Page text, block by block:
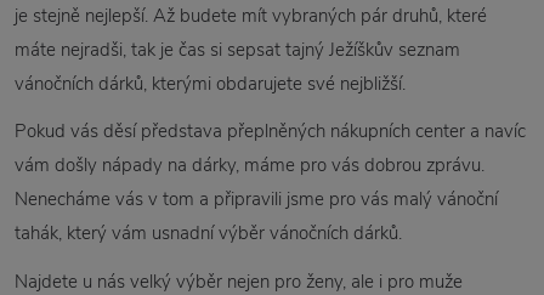
je stejně nejlepší. Až budete mít vybraných pár druhů, které
máte nejradši, tak je čas si sepsat tajný Ježíškův seznam
vánočních dárků, kterými obdarujete své nejbližší.
Pokud vás děsí představa přeplněných nákupních center a navíc
vám došly nápady na dárky, máme pro vás dobrou zprávu.
Nenecháme vás v tom a připravili jsme pro vás malý vánoční
tahák, který vám usnadní výběr vánočních dárků.
Najdete u nás velký výběr nejen pro ženy, ale i pro muže